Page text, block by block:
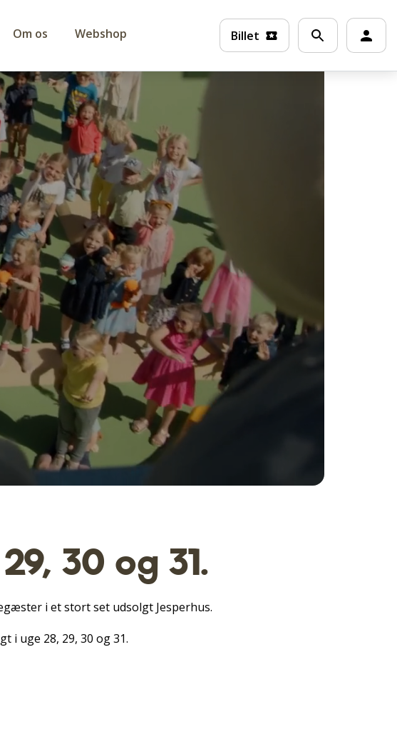
Om os Webshop Billet
30 og 31.
i et stort set udsolgt Jesperhus.
i uge 28, 29, 30 og 31.